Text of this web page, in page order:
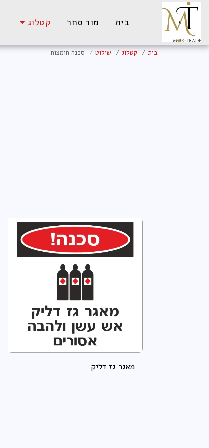
בית מור סחר קטלוג
בית קטלוג שילוט סכנה חומצות
מאגר גז דליק